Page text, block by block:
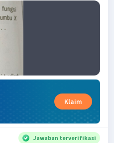
Klaim
Jawaban terverifikasi